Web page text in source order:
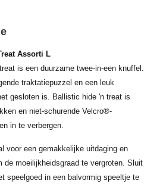
Assorti L
is een duurzame twee-in-een knuffel.
traktatiepuzzel en een leuk
gesloten is. Ballistic hide 'n treat is
en niet-schurende Velcro®-
in te verbergen.
voor een gemakkelijke uitdaging en
de moeilijkheidsgraad te vergroten. Sluit
speelgoed in een balvormig speeltje te